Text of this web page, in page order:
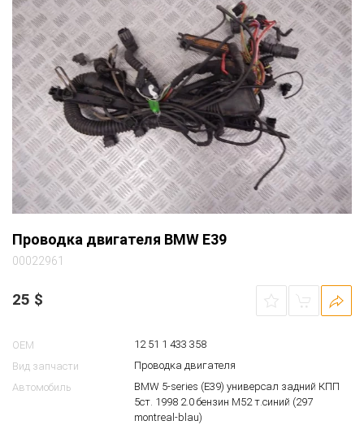
Проводка двигателя BMW E39
00022961
25 $
OEM
12 51 1 433 358
Вид запчасти
Проводка двигателя
Автомобиль
BMW 5-series (E39) универсал задний КПП
5ст. 1998 2.0 бензин M52 т.синий (297
montreal-blau)